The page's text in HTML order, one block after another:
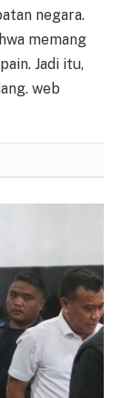
negara.
memang
Jadi itu,
web